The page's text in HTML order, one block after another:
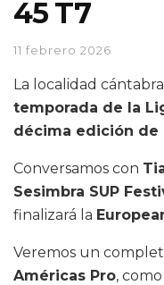
45 T7
11 febrero 2026
La localidad
temporada de la
décima edición de
Conversamos con
Sesimbra SUP
finalizará la
Veremos un
Américas Pro, como